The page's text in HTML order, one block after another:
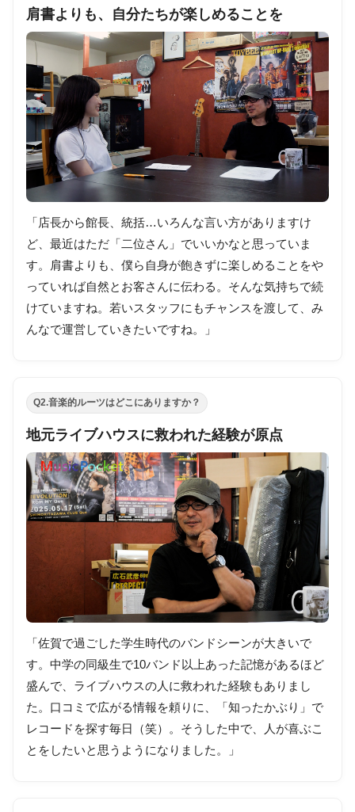
肩書よりも、自分たちが楽しめることを
「店長から館長、統括…いろんな言い方がありますけ
ど、最近はただ「二位さん」でいいかなと思っていま
す。肩書よりも、僕ら自身が飽きずに楽しめることをや
っていれば自然とお客さんに伝わる。そんな気持ちで続
けていますね。若いスタッフにもチャンスを渡して、み
んなで運営していきたいですね。」
Q2.音楽的ルーツはどこにありますか？
地元ライブハウスに救われた経験が原点
「佐賀で過ごした学生時代のバンドシーンが大きいで
す。中学の同級生で10バンド以上あった記憶があるほど
盛んで、ライブハウスの人に救われた経験もありまし
た。口コミで広がる情報を頼りに、「知ったかぶり」で
レコードを探す毎日（笑）。そうした中で、人が喜ぶこ
とをしたいと思うようになりました。」